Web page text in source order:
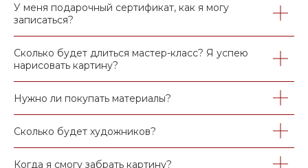
У меня подарочный сертификат, как я могу
записаться?
Сколько будет длиться мастер-класс? Я успею
нарисовать картину?
Нужно ли покупать материалы?
Сколько будет художников?
Когда я смогу забрать картину?